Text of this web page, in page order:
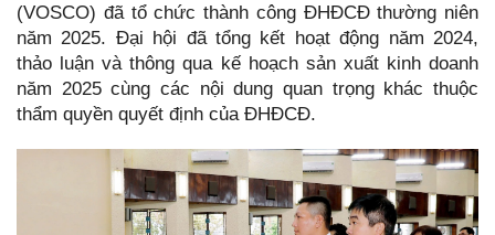
(VOSCO) đã tổ chức thành công ĐHĐCĐ thường niên
năm 2025. Đại hội đã tổng kết hoạt động năm 2024,
thảo luận và thông qua kế hoạch sản xuất kinh doanh
năm 2025 cùng các nội dung quan trọng khác thuộc
thẩm quyền quyết định của ĐHĐCĐ.